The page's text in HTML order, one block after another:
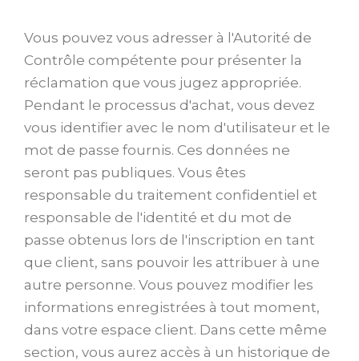
Vous pouvez vous adresser à l'Autorité de
Contrôle compétente pour présenter la
réclamation que vous jugez appropriée.
Pendant le processus d'achat, vous devez
vous identifier avec le nom d'utilisateur et le
mot de passe fournis. Ces données ne
seront pas publiques. Vous êtes
responsable du traitement confidentiel et
responsable de l'identité et du mot de
passe obtenus lors de l'inscription en tant
que client, sans pouvoir les attribuer à une
autre personne. Vous pouvez modifier les
informations enregistrées à tout moment,
dans votre espace client. Dans cette même
section, vous aurez accès à un historique de